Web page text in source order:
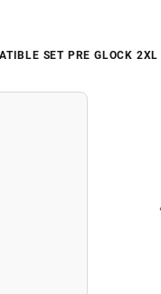
SET PRE GLOCK 2XL